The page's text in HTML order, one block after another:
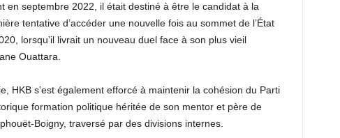
en septembre 2022, il était destiné à être le candidat à la
tentative d’accéder une nouvelle fois au sommet de l’État
lorsqu’il livrait un nouveau duel face à son plus vieil
Ouattara.
HKB s’est également efforcé à maintenir la cohésion du Parti
formation politique héritée de son mentor et père de
Boigny, traversé par des divisions internes.